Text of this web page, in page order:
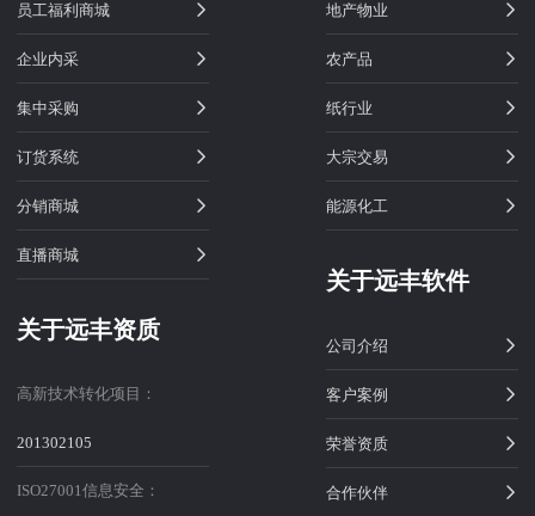
员工福利商城
企业内采
集中采购
订货系统
分销商城
直播商城
关于远丰资质
高新技术转化项目：
201302105
ISO27001信息安全：
地产物业
农产品
纸行业
大宗交易
能源化工
关于远丰软件
公司介绍
客户案例
荣誉资质
合作伙伴